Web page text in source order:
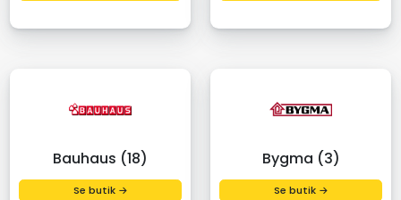
Bauhaus (18)
Se butik →
Bygma (3)
Se butik →